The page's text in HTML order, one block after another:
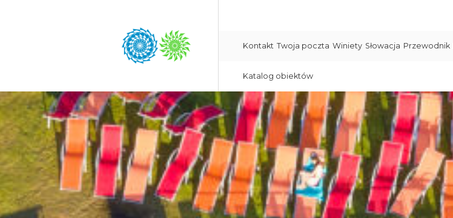
Kontakt Twoja poczta Winiety Słowacja Przewodnik
Katalog obiektów